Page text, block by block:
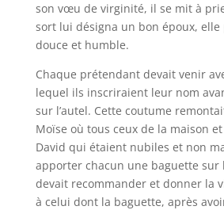
son vœu de virginité, il se mit à
sort lui désigna un bon époux, elle
douce et humble.
Chaque prétendant devait venir
lequel ils inscriraient leur nom
sur l’autel. Cette coutume
Moïse où tous ceux de la maison
David qui étaient nubiles et non
apporter chacun une baguette sur
devait recommander et donner la
à celui dont la baguette, après